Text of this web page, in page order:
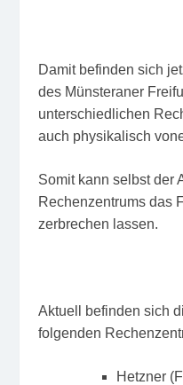
Damit befinden sich
des Münsteraner
unterschiedlichen
auch physikalisch
Somit kann selbst der
Rechenzentrums das
zerbrechen lassen.
Aktuell befinden sich
folgenden
Hetzner